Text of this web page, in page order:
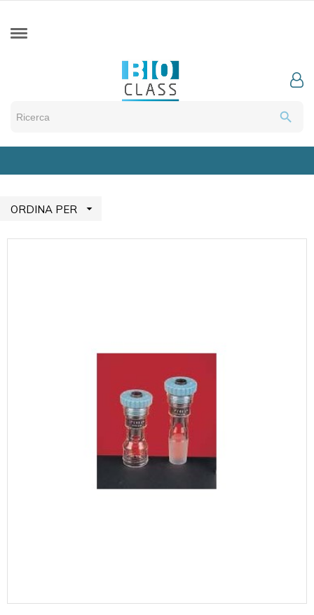
search
ORDINA PER 